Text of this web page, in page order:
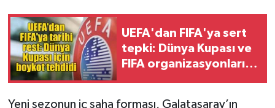
UEFA'dan FIFA'ya sert
tepki: Dünya Kupası ve
FIFA organizasyonları
Yeni sezonun iç saha forması, Galatasaray’ın